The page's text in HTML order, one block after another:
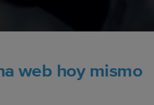
web hoy mismo